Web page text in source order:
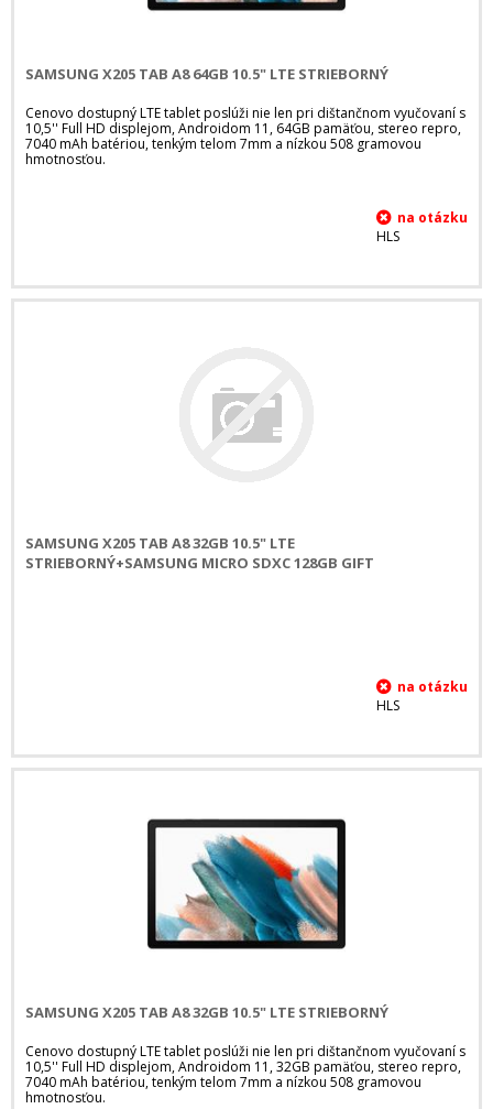
SAMSUNG X205 TAB A8 64GB 10.5" LTE STRIEBORNÝ
Cenovo dostupný LTE tablet poslúži nie len pri dištančnom vyučovaní s
10,5'' Full HD displejom, Androidom 11, 64GB pamäťou, stereo repro,
7040 mAh batériou, tenkým telom 7mm a nízkou 508 gramovou
hmotnosťou.
HLS
SAMSUNG X205 TAB A8 32GB 10.5" LTE
STRIEBORNÝ+SAMSUNG MICRO SDXC 128GB GIFT
HLS
SAMSUNG X205 TAB A8 32GB 10.5" LTE STRIEBORNÝ
Cenovo dostupný LTE tablet poslúži nie len pri dištančnom vyučovaní s
10,5'' Full HD displejom, Androidom 11, 32GB pamäťou, stereo repro,
7040 mAh batériou, tenkým telom 7mm a nízkou 508 gramovou
hmotnosťou.